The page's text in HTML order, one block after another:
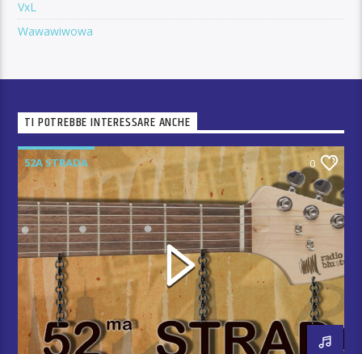
VxL
Wawawiwowa
TI POTREBBE INTERESSARE ANCHE
52A STRADA 0